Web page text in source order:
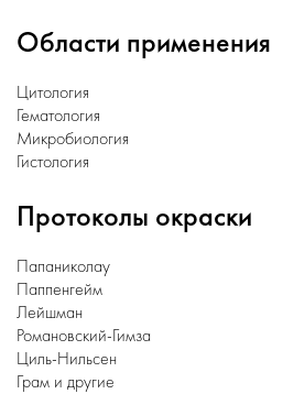
Области применения
Цитология
Гематология
Микробиология
Гистология
Протоколы окраски
Папаниколау
Паппенгейм
Лейшман
Романовский-Гимза
Циль-Нильсен
Грам и другие